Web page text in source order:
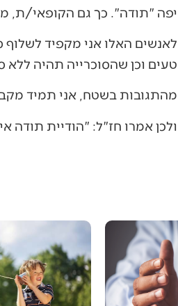
יפה "תודה". כך גם הקופאי/ת,
לאנשים האלו אני מקפיד לשלוף
טעים וכן שהסוכרייה תהיה
מהתגובות בשטח, אני תמיד מקבל
ולכן אמרו חז"ל: "הודיית תודה